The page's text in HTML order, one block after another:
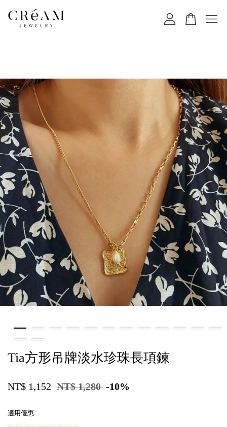
Tia方形吊牌淡水珍珠長項鍊
NT$ 1,152 NT$ 1,280 -10%
適用優惠